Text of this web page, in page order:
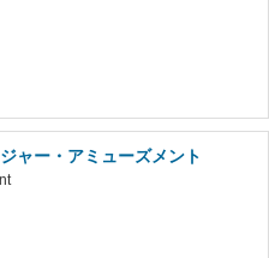
ャー・アミューズメント